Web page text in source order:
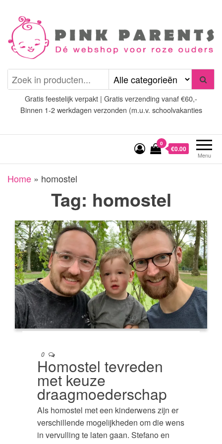
inhoud
Pink Parents
(wens)ouders
Gratis feestelijk verpakt | Gratis verzending vanaf €60,-
Binnen 1-2 werkdagen verzonden (m.u.v. schoolvakanties
Menu
0
€0.00
Home » homostel
Tag: homostel
0
Homostel tevreden
met keuze
draagmoederschap
Als homostel met een kinderwens zijn er
verschillende mogelijkheden om die wens
in vervulling te laten gaan. Stefano en